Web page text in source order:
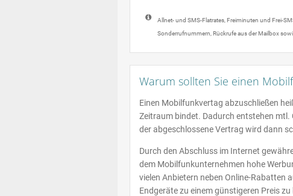
Allnet- und SMS-Flatrates, Freiminuten und Frei-
Sonderrufnummern, Rückrufe aus der Mailbox
Warum sollten Sie einen
Einen Mobilfunkvertag abzuschließen
Zeitraum bindet. Dadurch entstehen mtl.
der abgeschlossene Vertrag wird dann
Durch den Abschluss im Internet
dem Mobilfunkunternehmen hohe
vielen Anbietern neben Online-Rabatten
Endgeräte zu einem günstigeren Preis